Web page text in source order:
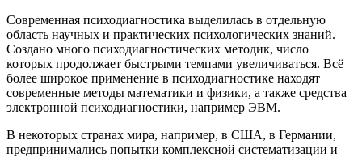
Современная психодиагностика выделилась в отдельную
область научных и практических психологических знаний.
Создано много психодиагностических методик, число
которых продолжает быстрыми темпами увеличиваться. Всё
более широкое применение в психодиагностике находят
современные методы математики и физики, а также средства
электронной психодиагностики, например ЭВМ.
В некоторых странах мира, например, в США, в Германии,
предпринимались попытки комплексной систематизации и